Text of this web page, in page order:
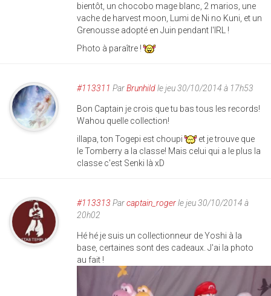
bientôt, un chocobo mage blanc, 2 marios, une
vache de harvest moon, Lumi de Ni no Kuni, et un
Grenousse adopté en Juin pendant l'IRL !
Photo à paraître !
#113311 ParBrunhildle jeu 30/10/2014 à 17h53
Bon Captain je crois que tu bas tous les records!
Wahou quelle collection!
illapa, ton Togepi est choupi
et je trouve que
le Tomberry a la classe! Mais celui qui a le plus la
classe c'est Senki là xD
#113313 Parcaptain_rogerle jeu 30/10/2014 à
20h02
Hé hé je suis un collectionneur de Yoshi à la
base, certaines sont des cadeaux. J'ai la photo
au fait !